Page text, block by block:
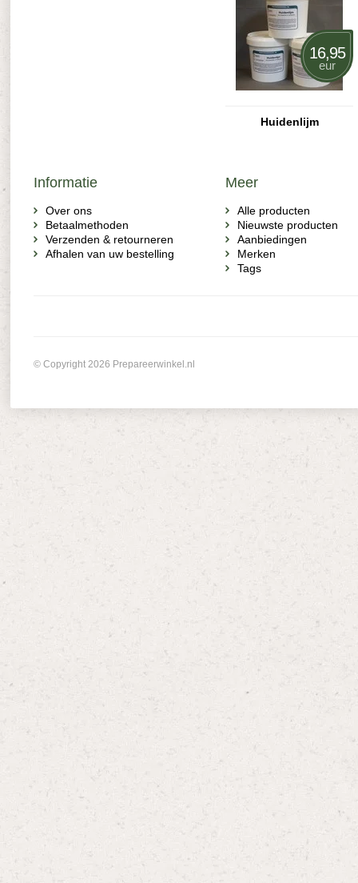
16,95
eur
Huidenlijm
Informatie
Over ons
Betaalmethoden
Verzenden & retourneren
Afhalen van uw bestelling
Meer
Alle producten
Nieuwste producten
Aanbiedingen
Merken
Tags
© Copyright 2026 Prepareerwinkel.nl